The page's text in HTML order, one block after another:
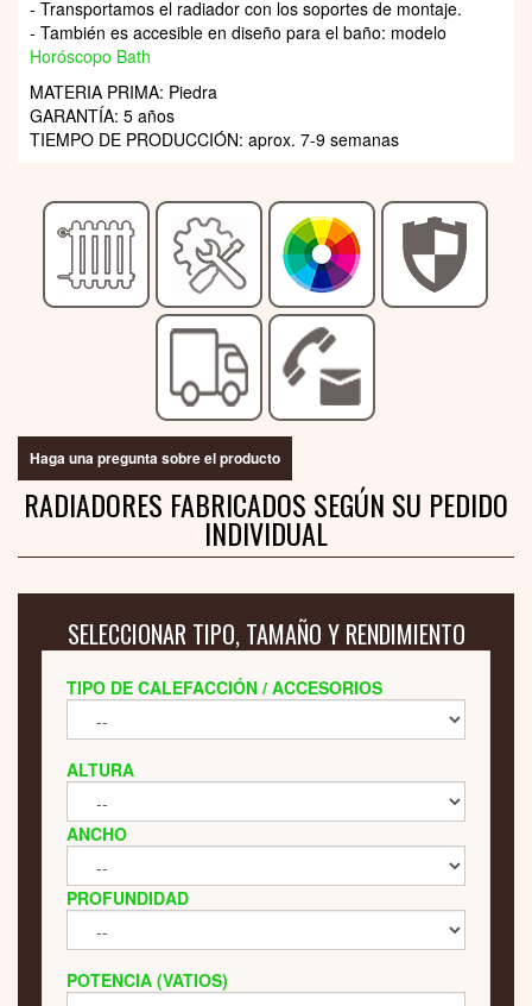
- Transportamos el radiador con los soportes de montaje.
- También es accesible en diseño para el baño: modelo
Horóscopo Bath
MATERIA PRIMA: Piedra
GARANTÍA: 5 años
TIEMPO DE PRODUCCIÓN: aprox. 7-9 semanas
Haga una pregunta sobre el producto
RADIADORES FABRICADOS SEGÚN SU PEDIDO
INDIVIDUAL
SELECCIONAR TIPO, TAMAÑO Y RENDIMIENTO
TIPO DE CALEFACCIÓN / ACCESORIOS
ALTURA
ANCHO
PROFUNDIDAD
POTENCIA (VATIOS)